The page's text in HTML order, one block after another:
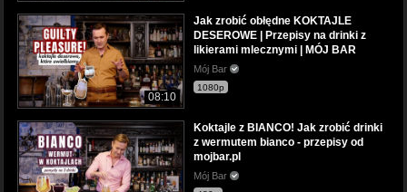
08:10
Jak zrobić obłędne KOKTAJLE
DESEROWE | Przepisy na drinki z
likierami mlecznymi | MÓJ BAR
Mój Bar
1080p
Koktajle z BIANCO! Jak zrobić drinki
z wermutem bianco - przepisy od
mojbar.pl
Mój Bar